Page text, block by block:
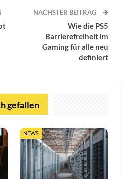
NÄCHSTER BEITRAG
Wie die PS5
Barrierefreiheit im
Gaming für alle neu
definiert
gefallen
NEWS